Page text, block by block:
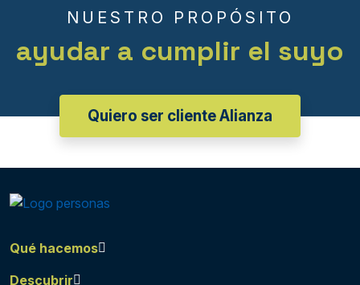
NUESTRO PROPÓSITO
ayudar a cumplir el suyo
Quiero ser cliente Alianza
Qué hacemos
Descubrir